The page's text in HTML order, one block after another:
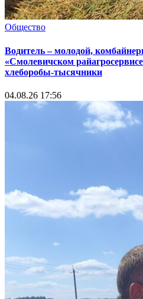
Общество
Водитель – молодой,
«Смолевичском
хлеборобы-тысячники
04.08.26 17:56